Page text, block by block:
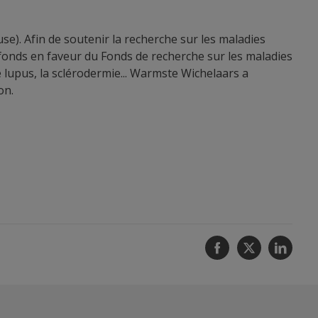
Afin de soutenir la recherche sur les maladies
en faveur du Fonds de recherche sur les maladies
la sclérodermie... Warmste Wichelaars a
Facebook
Twitter